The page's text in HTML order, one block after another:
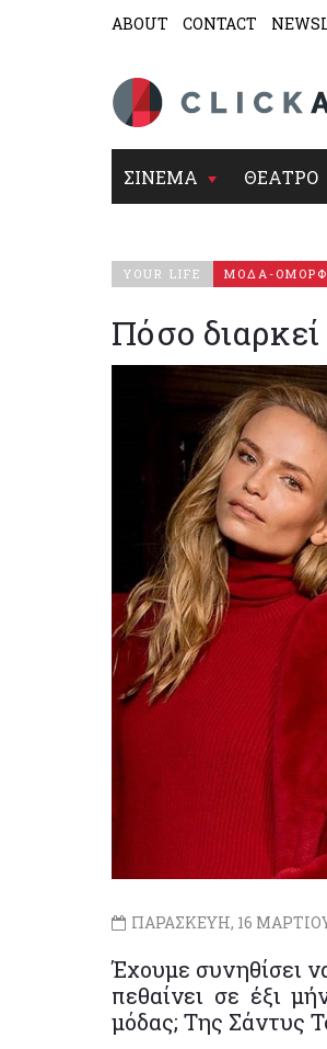
ABOUT CONTACT
ΣΙΝΕΜΑ ΘΕΑΤΡΟ
YOUR LIFE ΜΟΔΑ-
Πόσο
ΠΑΡΑΣΚΕΥΗ, 16
Έχουμε συνηθίσει
πεθαίνει σε έξι
μόδας; Της Σάντυς